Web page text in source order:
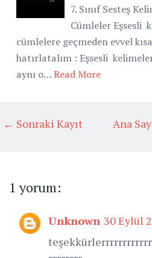
7. Sınıf Sesteş
Cümleler Eşsesli
cümlelere geçmeden evvel
hatırlatalım : Eşsesli
aynı o…Read More
← Sonraki Kayıt Ana
1 yorum:
Unknown 30 Eylül